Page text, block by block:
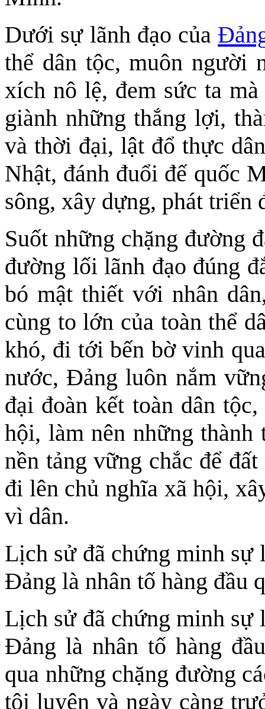
Dưới sự lãnh đạo của
thể dân tộc, muôn người
xích nô lệ, đem sức ta
giành những thắng lợi,
và thời đại, lật đổ thực
Nhật, đánh đuổi đế quốc
sông, xây dựng, phát triển
Suốt những chặng đường
đường lối lãnh đạo đúng
bó mật thiết với nhân
cùng to lớn của toàn thể
khó, đi tới bến bờ vinh
nước, Ðảng luôn nắm
đại đoàn kết toàn dân
hội, làm nên những
nền tảng vững chắc để
đi lên chủ nghĩa xã hội,
vì dân.
Lịch sử đã chứng minh sự
Ðảng là nhân tố hàng đầu
Lịch sử đã chứng minh sự
Ðảng là nhân tố hàng
qua những chặng đường
tôi luyện và ngày càng